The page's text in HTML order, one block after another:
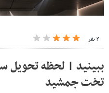
۴ نفر
ببینید | لحظه تحویل
تخت جمشید